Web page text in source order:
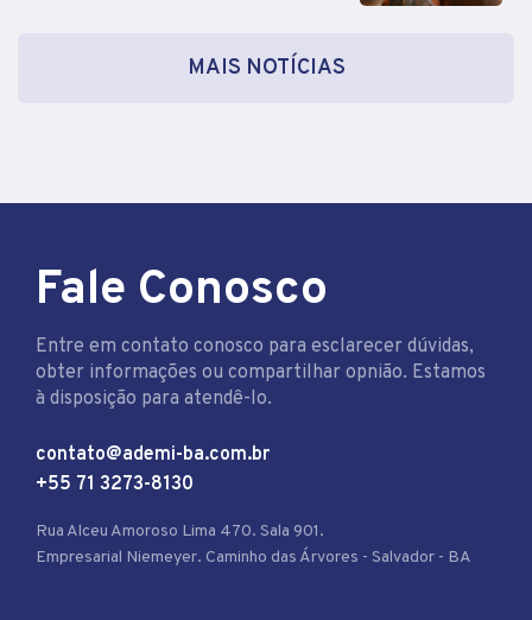
MAIS NOTÍCIAS
Fale Conosco
Entre em contato conosco para esclarecer dúvidas,
obter informações ou compartilhar opnião. Estamos
à disposição para atendê-lo.
contato@ademi-ba.com.br
+55 71 3273-8130
Rua Alceu Amoroso Lima 470. Sala 901.
Empresarial Niemeyer. Caminho das Árvores - Salvador - BA